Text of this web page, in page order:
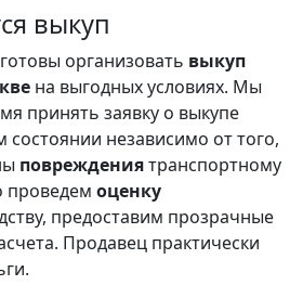
выкуп
организовать выкуп
на выгодных условиях. Мы
принять заявку о выкупе
независимо от того,
повреждениятранспортному
проведем оценку
предоставим прозрачные
Продавец практически